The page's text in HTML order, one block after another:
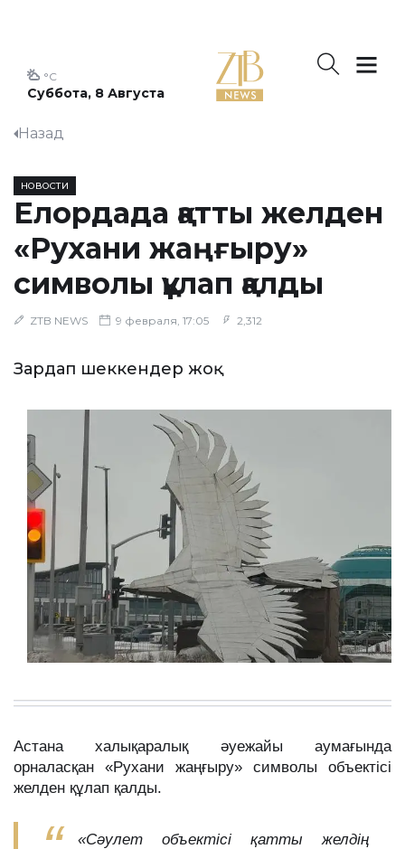
Суббота, 8 Августа
°C
Назад
НОВОСТИ
Елордада қатты желден
«Рухани жаңғыру»
символы құлап қалды
ZTB NEWS 9 февраля, 17:05 2,312
Зардап шеккендер жоқ
Астана халықаралық әуежайы аумағында
орналасқан «Рухани жаңғыру» символы объектісі
желден құлап қалды.
«Сәулет объектісі қатты желдің